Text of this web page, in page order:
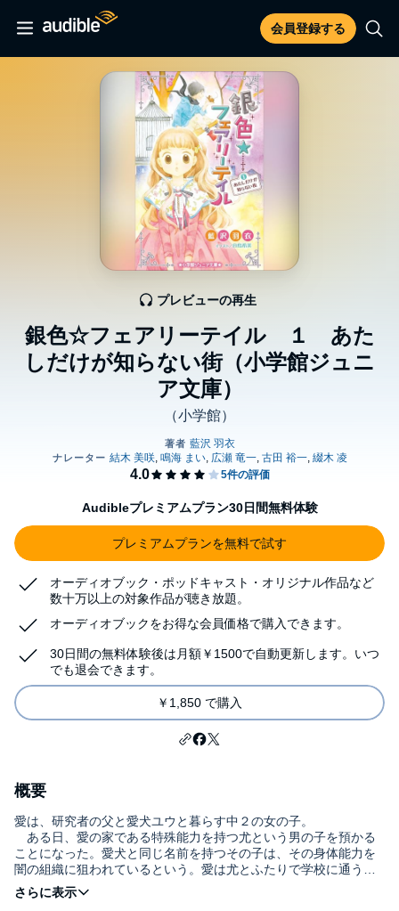
会員登録する
銀色☆フェアリーテイル １ あた
しだけが知らない街（小学館ジュニ
ア文庫）
（小学館）
プレビューの再生
Audibleプレミアムプラン30日間無料体験
プレミアムプランを無料で試す
オーディオブック・ポッドキャスト・オリジナル作品など
数十万以上の対象作品が聴き放題。
オーディオブックをお得な会員価格で購入できます。
30日間の無料体験後は月額￥1500で自動更新します。いつ
でも退会できます。
￥1,850 で購入
概要
愛は、研究者の父と愛犬ユウと暮らす中２の女の子。
ある日、愛の家である特殊能力を持つ尤という男の子を預かる
ことになった。愛犬と同じ名前を持つその子は、その身体能力を
闇の組織に狙われているという。愛は尤とふたりで学校に通うこ
とになったが、休み時間、２人でいるところに突然怪しい男たち
がやってきて、愛だけが捕らわれてしまう。なぜ尤ではなく、愛